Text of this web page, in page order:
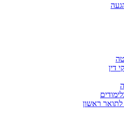
דין
לתואר ראשון